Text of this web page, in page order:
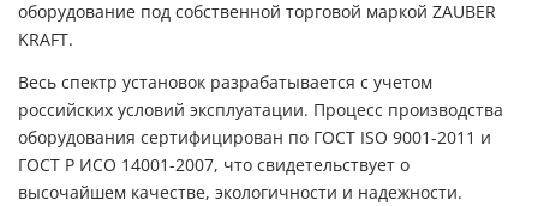
оборудование под собственной торговой маркой ZAUBER
KRAFT.
Весь спектр установок разрабатывается с учетом
российских условий эксплуатации. Процесс производства
оборудования сертифицирован по ГОСТ ISO 9001-2011 и
ГОСТ Р ИСО 14001-2007, что свидетельствует о
высочайшем качестве, экологичности и надежности.